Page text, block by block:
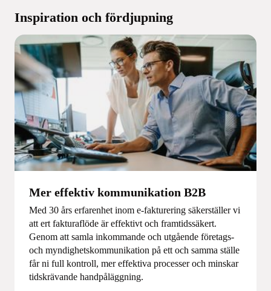
Inspiration och fördjupning
Mer effektiv kommunikation B2B
Med 30 års erfarenhet inom e-fakturering säkerställer vi
att ert fakturaflöde är effektivt och framtidssäkert.
Genom att samla inkommande och utgående företags-
och myndighetskommunikation på ett och samma ställe
får ni full kontroll, mer effektiva processer och minskar
tidskrävande handpåläggning.